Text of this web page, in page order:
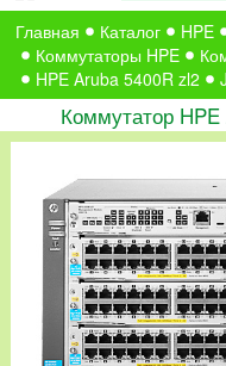
Главная Каталог HPE
Коммутаторы HPE
HPE Aruba 5400R zl2
Коммутатор